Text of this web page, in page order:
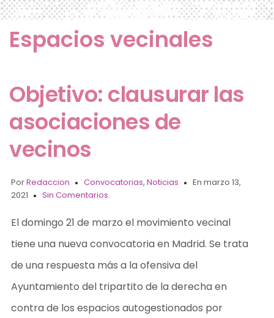
Espacios vecinales
Objetivo: clausurar las
asociaciones de
vecinos
PorRedaccion Convocatorias,Noticias
En marzo 13,
2021
Sin Comentarios.
El domingo 21 de marzo el movimiento vecinal
tiene una nueva convocatoria en Madrid. Se trata
de una respuesta más a la ofensiva del
Ayuntamiento del tripartito de la derecha en
contra de los espacios autogestionados por